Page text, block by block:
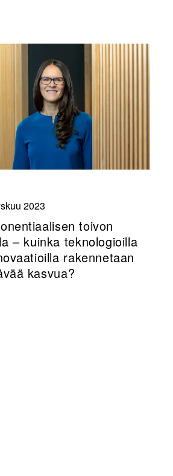
2023
toivon
– kuinka teknologioilla
rakennetaan
kasvua?